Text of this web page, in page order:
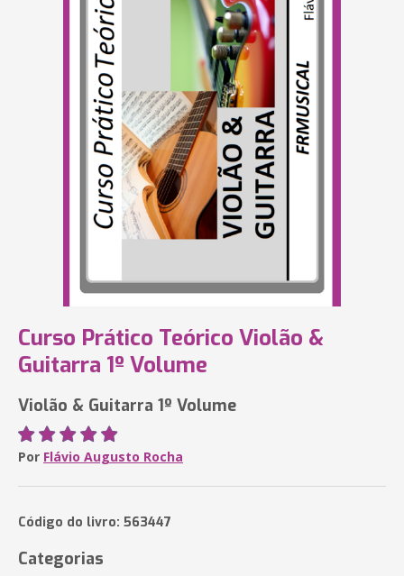
Curso Prático Teórico Violão &
Guitarra 1º Volume
Violão & Guitarra 1º Volume
Por Flávio Augusto Rocha
Código do livro: 563447
Categorias